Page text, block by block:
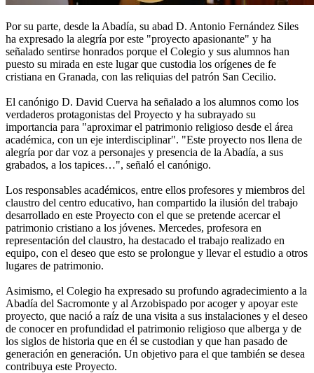
Por su parte, desde la Abadía, su abad D. Antonio Fernández Siles
ha expresado la alegría por este "proyecto apasionante" y ha
señalado sentirse honrados porque el Colegio y sus alumnos han
puesto su mirada en este lugar que custodia los orígenes de fe
cristiana en Granada, con las reliquias del patrón San Cecilio.
El canónigo D. David Cuerva ha señalado a los alumnos como los
verdaderos protagonistas del Proyecto y ha subrayado su
importancia para "aproximar el patrimonio religioso desde el área
académica, con un eje interdisciplinar". "Este proyecto nos llena de
alegría por dar voz a personajes y presencia de la Abadía, a sus
grabados, a los tapices…", señaló el canónigo.
Los responsables académicos, entre ellos profesores y miembros del
claustro del centro educativo, han compartido la ilusión del trabajo
desarrollado en este Proyecto con el que se pretende acercar el
patrimonio cristiano a los jóvenes. Mercedes, profesora en
representación del claustro, ha destacado el trabajo realizado en
equipo, con el deseo que esto se prolongue y llevar el estudio a otros
lugares de patrimonio.
Asimismo, el Colegio ha expresado su profundo agradecimiento a la
Abadía del Sacromonte y al Arzobispado por acoger y apoyar este
proyecto, que nació a raíz de una visita a sus instalaciones y el deseo
de conocer en profundidad el patrimonio religioso que alberga y de
los siglos de historia que en él se custodian y que han pasado de
generación en generación. Un objetivo para el que también se desea
contribuya este Proyecto.